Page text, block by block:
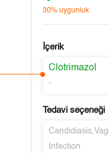
30% uygunluk
İçerik
Clotrimazol
-
Tedavi seçeneği
Infection